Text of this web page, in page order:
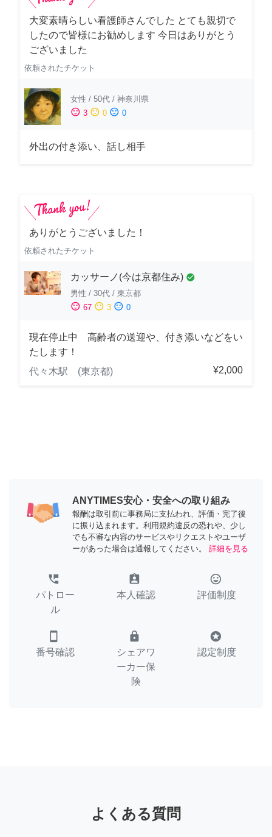
大変素晴らしい看護師さんでした とても親切で
したので皆様にお勧めします 今日はありがとう
ございました
依頼されたチケット
女性 / 50代 / 神奈川県
sentiment_satisfied 3 sentiment_neutral 0 sentiment_dissatisfied 0
外出の付き添い、話し相手
ありがとうございました！
依頼されたチケット
カッサーノ(今は京都住み) check_circle
男性 / 30代 / 東京都
sentiment_satisfied 67 sentiment_neutral 3 sentiment_dissatisfied 0
現在停止中 高齢者の送迎や、付き添いなどをい
たします！
代々木駅 (東京都)
¥2,000
ANYTIMES安心・安全への取り組み
報酬は取引前に事務局に支払われ、評価・完了後
に振り込まれます。利用規約違反の恐れや、少し
でも不審な内容のサービスやリクエストやユーザ
ーがあった場合は通報してください。
詳細を見る
perm_phone_msg
パトロー
ル
assignment_ind
本人確認
tag_faces
評価制度
smartphone
番号確認
lock
シェアワ
ーカー保
険
stars
認定制度
よくある質問